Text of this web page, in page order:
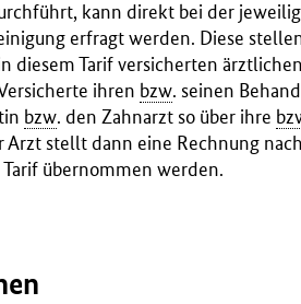
kann direkt bei der
erfragt werden. Diese
diesem Tarif versicherten
ihren bzw. seinen
bzw. den Zahnarzt so über ihre
Arzt stellt dann eine Rechnung
übernommen werden.